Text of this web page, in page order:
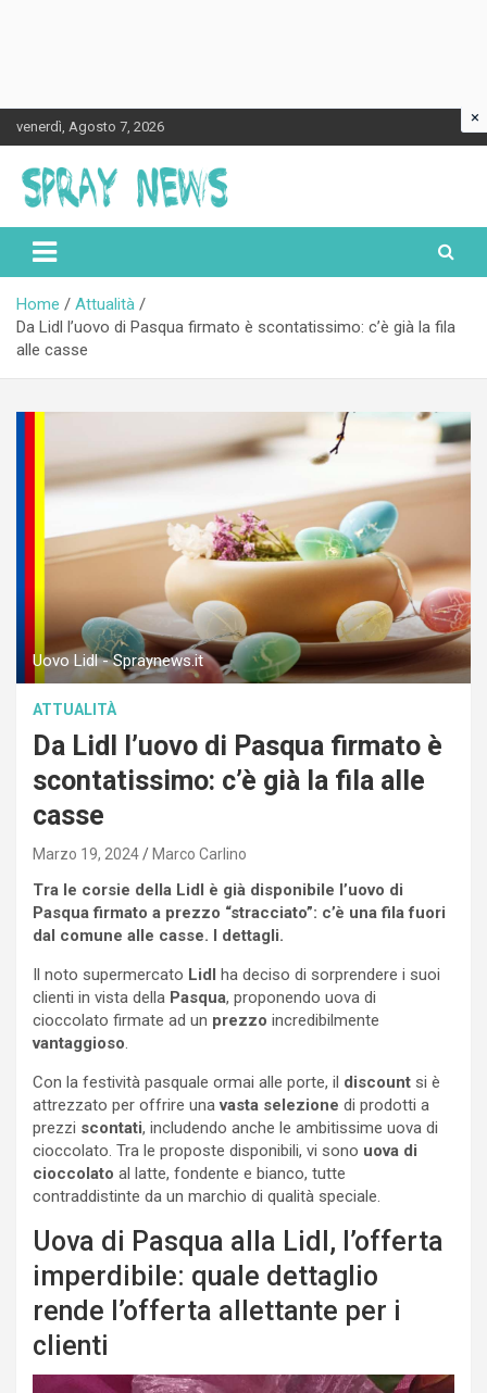
to
content
venerdì, Agosto 7, 2026
Spraynews.it
Home
Attualità
Da Lidl l’uovo di Pasqua firmato è scontatissimo: c’è già la fila
alle casse
Uovo Lidl - Spraynews.it
ATTUALITÀ
Da Lidl l’uovo di Pasqua firmato è
scontatissimo: c’è già la fila alle
casse
Marzo 19, 2024 Marco Carlino
Tra le corsie della Lidl è già disponibile l’uovo di
Pasqua firmato a prezzo “stracciato”: c’è una fila fuori
dal comune alle casse. I dettagli.
Il noto supermercato Lidl
ha deciso di sorprendere i suoi
clienti in vista della Pasqua, proponendo uova di
cioccolato firmate ad un prezzo incredibilmente
vantaggioso.
Con la festività pasquale ormai alle porte, il discount si è
attrezzato per offrire unavasta selezione di prodotti a
prezzi scontati, includendo anche le ambitissime uova di
cioccolato. Tra le proposte disponibili, vi sono uova di
cioccolato al latte, fondente e bianco, tutte
contraddistinte da un marchio di qualità speciale.
Uova di Pasqua alla Lidl, l’offerta
imperdibile: quale dettaglio
rende l’offerta allettante per i
clienti
×